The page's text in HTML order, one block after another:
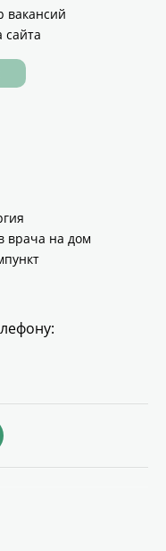
вакансий
сайта
врача на дом